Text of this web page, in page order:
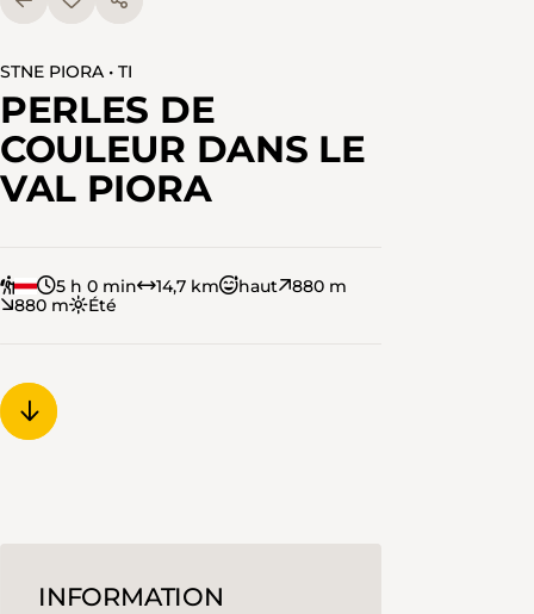
STNE PIORA • TI
PERLES DE
COULEUR DANS LE
VAL PIORA
5 h 0 min 14,7 km haut
880 m
880 m
Été
INFORMATION